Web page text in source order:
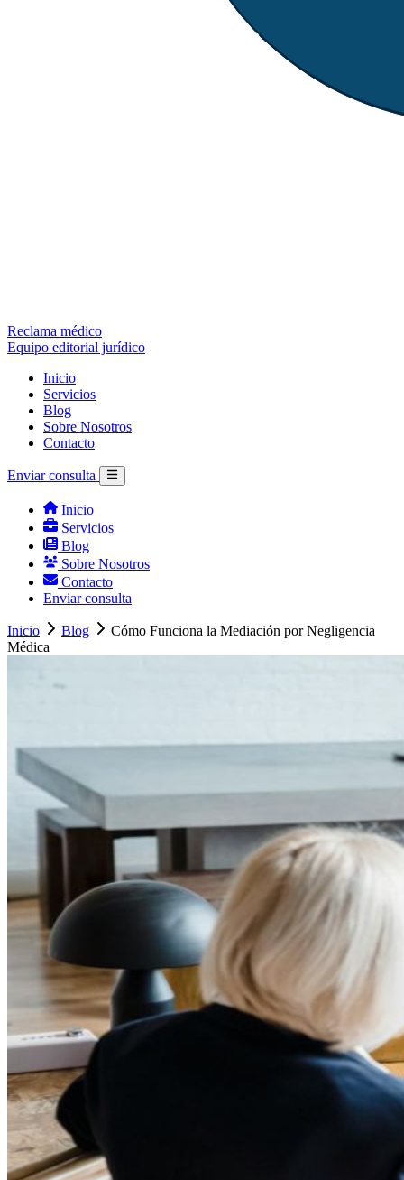
Reclama médico
Equipo editorial jurídico
Inicio
Servicios
Blog
Sobre Nosotros
Contacto
Enviar consulta
Inicio
Servicios
Blog
Sobre Nosotros
Contacto
Enviar consulta
Inicio Blog
Cómo Funciona la Mediación por Negligencia
Médica